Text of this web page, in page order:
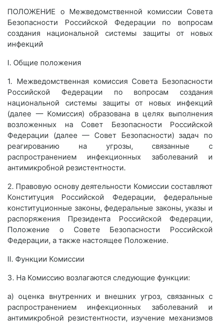
ПОЛОЖЕНИЕ о Межведомственной комиссии Совета
Безопасности Российской Федерации по вопросам
создания национальной системы защиты от новых
инфекций
I. Общие положения
1. Межведомственная комиссия Совета Безопасности
Российской Федерации по вопросам создания
национальной системы защиты от новых инфекций
(далее — Комиссия) образована в целях выполнения
возложенных на Совет Безопасности Российской
Федерации (далее — Совет Безопасности) задач по
реагированию на угрозы, связанные с
распространением инфекционных заболеваний и
антимикробной резистентности.
2. Правовую основу деятельности Комиссии составляют
Конституция Российской Федерации, федеральные
конституционные законы, федеральные законы, указы и
распоряжения Президента Российской Федерации,
Положение о Совете Безопасности Российской
Федерации, а также настоящее Положение.
II. Функции Комиссии
3. На Комиссию возлагаются следующие функции:
а) оценка внутренних и внешних угроз, связанных с
распространением инфекционных заболеваний и
антимикробной резистентности, изучение механизмов